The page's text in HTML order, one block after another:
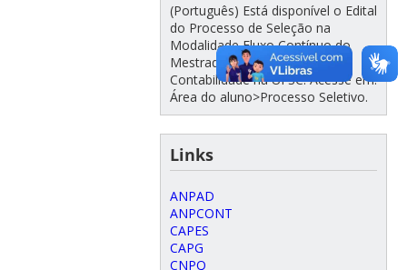
(Português) Está disponível o Edital
do Processo de Seleção na
Modalidade Fluxo Contínuo do
Mestrado e Doutorado em
Contabilidade na UFSC. Acesse em:
Área do aluno>Processo Seletivo.
Links
ANPAD
ANPCONT
CAPES
CAPG
CNPQ